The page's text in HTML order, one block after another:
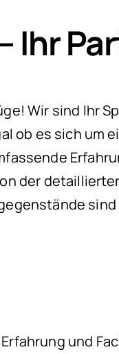
Ihr
Wir sind Ihr
ob es sich um
der
sind
und